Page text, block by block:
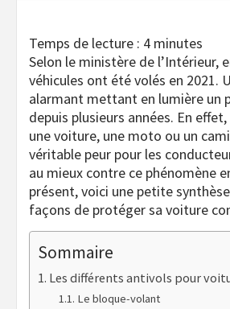
Temps de lecture : 4 minutes
Selon le ministère de l’Intérieur,
véhicules ont été volés en 2021.
alarmant mettant en lumière un
depuis plusieurs années. En
une voiture, une moto ou un
véritable peur pour les
au mieux contre ce phénomène
présent, voici une petite
façons de protéger sa voiture
Sommaire
Les différents antivols pour
Le bloque-volant